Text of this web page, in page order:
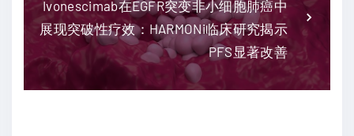
Ivonescimab在EGFR突变非小细胞肺癌中
展现突破性疗效：HARMONi临床研究揭示
PFS显著改善